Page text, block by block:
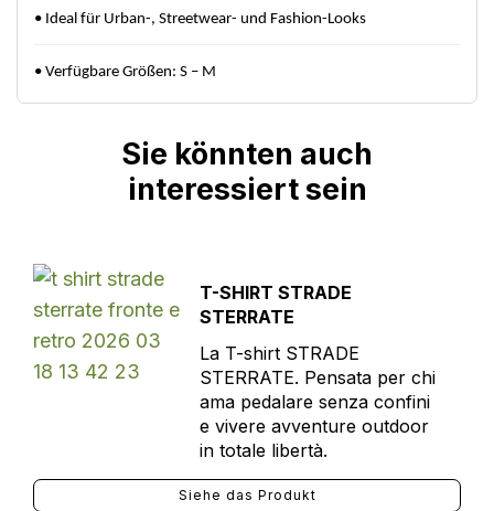
• Ideal für Urban-, Streetwear- und Fashion-Looks
• Verfügbare Größen: S – M
Sie könnten auch
interessiert sein
T-SHIRT STRADE
STERRATE
La T-shirt STRADE
STERRATE. Pensata per chi
ama pedalare senza confini
e vivere avventure outdoor
in totale libertà.
Siehe das Produkt